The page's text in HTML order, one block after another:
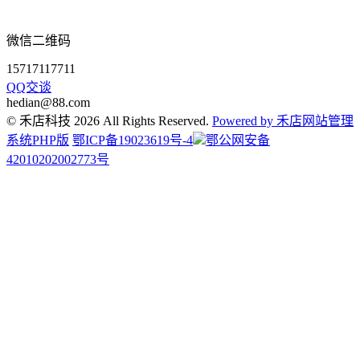
微信二维码
15717117711
QQ交谈
hedian@88.com
© 禾店科技 2026 All Rights Reserved. Powered by 禾店网站管理
系统PHP版 鄂ICP备19023619号-4
鄂公网安备
42010202002773号